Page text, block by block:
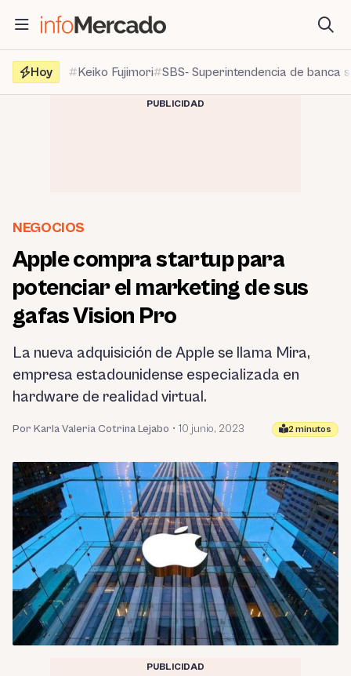
contenido
Hoy
Keiko Fujimori SBS- Superintendencia de banca
PUBLICIDAD
NEGOCIOS
Apple compra startup para
potenciar el marketing de sus
gafas Vision Pro
La nueva adquisición de Apple se llama Mira,
empresa estadounidense especializada en
hardware de realidad virtual.
Por Karla Valeria Cotrina Lejabo • 10 junio, 2023 2 minutos
PUBLICIDAD